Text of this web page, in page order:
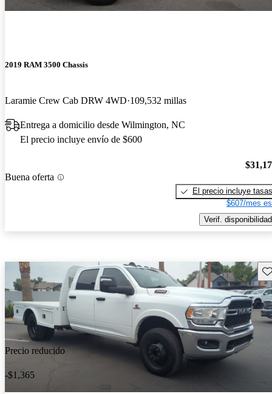
2019 RAM 3500 Chassis
Laramie Crew Cab DRW 4WD 109,532 millas
Entrega a domicilio desde Wilmington, NC
El precio incluye envío de $600
Buena oferta
El precio incluye tasas
$607/mes
Verif. disponibilidad
Precio reducido
-$1,365